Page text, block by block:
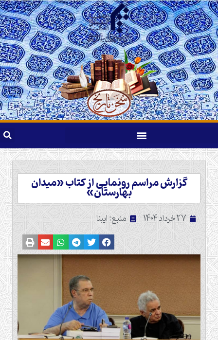
گزارش مراسم رونمایی از کتاب «میدان
بهارستان»
27 خرداد 1404 منبع: ایبنا